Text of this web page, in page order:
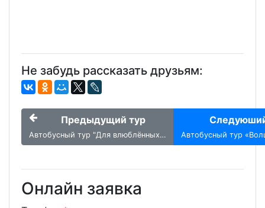
Не забудь рассказать друзьям:
Предыдущий тур
Автобусный тур "Для влюблённых… Автобусный тур
Онлайн заявка